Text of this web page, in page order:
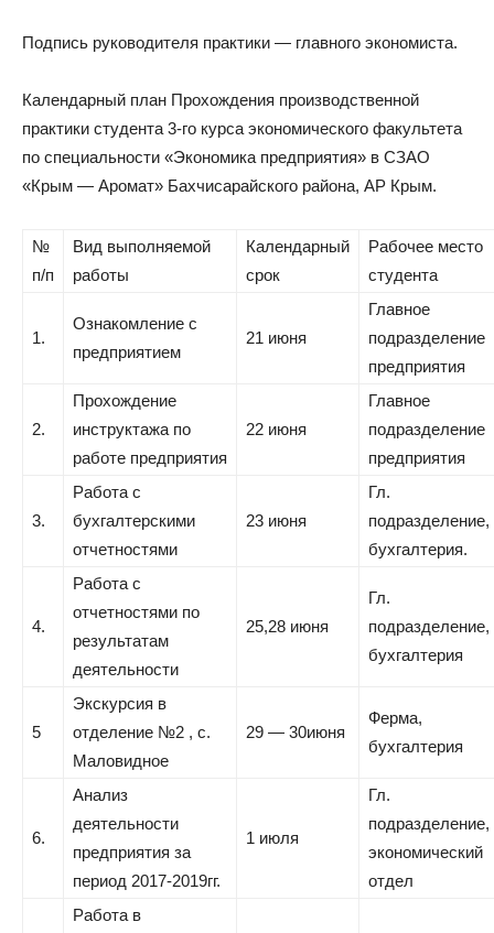
Подпись руководителя практики — главного экономиста.
Календарный план Прохождения производственной
практики студента 3-го курса экономического факультета
по специальности «Экономика предприятия» в СЗАО
«Крым — Аромат» Бахчисарайского района, АР Крым.
№
п/п
Вид выполняемой
работы
Календарный
срок
Рабочее место
студента
1.
Ознакомление с
предприятием
21 июня
Главное
подразделение
предприятия
2.
Прохождение
инструктажа по
работе предприятия
22 июня
Главное
подразделение
предприятия
3.
Работа с
бухгалтерскими
отчетностями
23 июня
Гл.
подразделение,
бухгалтерия.
4.
Работа с
отчетностями по
результатам
деятельности
25,28 июня
Гл.
подразделение,
бухгалтерия
5
Экскурсия в
отделение №2 , с.
Маловидное
29 — 30июня
Ферма,
бухгалтерия
6.
Анализ
деятельности
предприятия за
период 2017-2019гг.
1 июля
Гл.
подразделение,
экономический
отдел
Работа в